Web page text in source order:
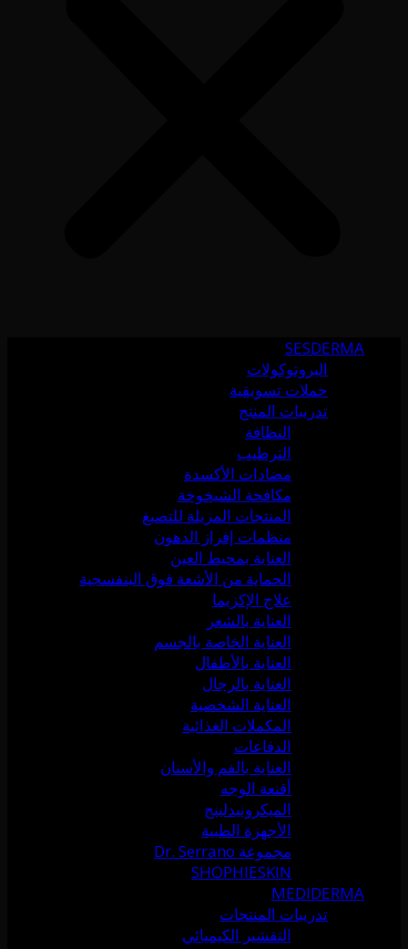
SESDERMA
البروتوكولات
حملات تسويقية
تدريبات المنتج
النظافة
الترطيب
مضادات الأكسدة
مكافحة الشيخوخة
المنتجات المزيلة للتصبغ
منظمات إفراز الدهون
العناية بمحيط العين
الحماية من الأشعة فوق البنفسجية
علاج الإكزيما
العناية بالشعر
العناية الخاصة بالجسم
العناية بالأطفال
العناية بالرجال
العناية الشخصية
المكملات الغذائية
الدفاعات
العناية بالفم والأسنان
أقنعة الوجه
الميكرونيدلينج
الأجهزة الطبية
مجموعة Dr. Serrano
SHOPHIESKIN
MEDIDERMA
تدريبات المنتجات
التقشير الكيميائي